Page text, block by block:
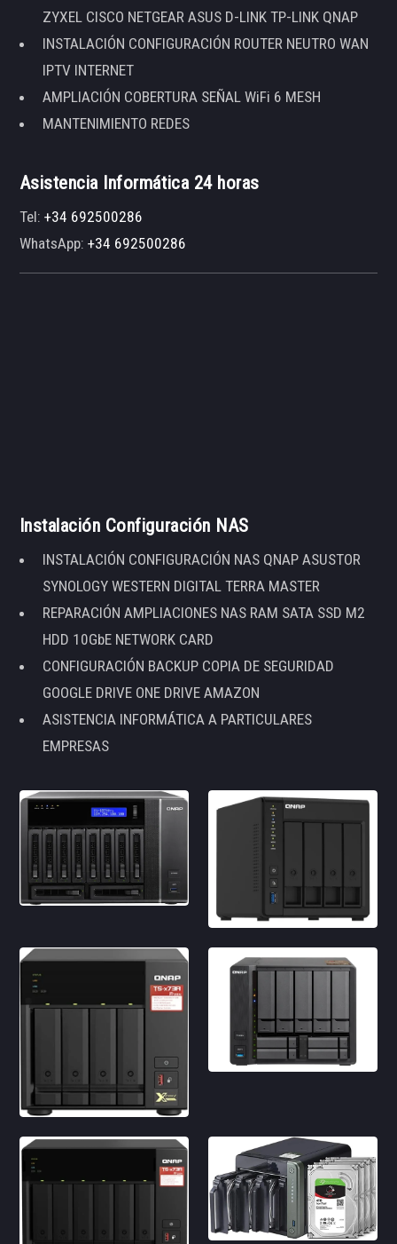
ZYXEL CISCO NETGEAR ASUS D-LINK TP-LINK QNAP
INSTALACIÓN CONFIGURACIÓN ROUTER NEUTRO WAN
IPTV INTERNET
AMPLIACIÓN COBERTURA SEÑAL WiFi 6 MESH
MANTENIMIENTO REDES
Asistencia Informática 24 horas
Tel:+34 692500286
WhatsApp:+34 692500286
Instalación Configuración NAS
INSTALACIÓN CONFIGURACIÓN NAS QNAP ASUSTOR
SYNOLOGY WESTERN DIGITAL TERRA MASTER
REPARACIÓN AMPLIACIONES NAS RAM SATA SSD M2
HDD 10GbE NETWORK CARD
CONFIGURACIÓN BACKUP COPIA DE SEGURIDAD
GOOGLE DRIVE ONE DRIVE AMAZON
ASISTENCIA INFORMÁTICA A PARTICULARES
EMPRESAS